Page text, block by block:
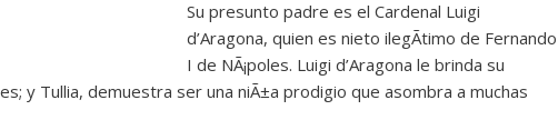
Su presunto padre es el Cardenal Luigi
d’Aragona, quien es nieto ilegÃ­timo de Fernando
I de NÃ¡poles. Luigi d’Aragona le brinda su
y Tullia, demuestra ser una niÃ±a prodigio que asombra a muchas